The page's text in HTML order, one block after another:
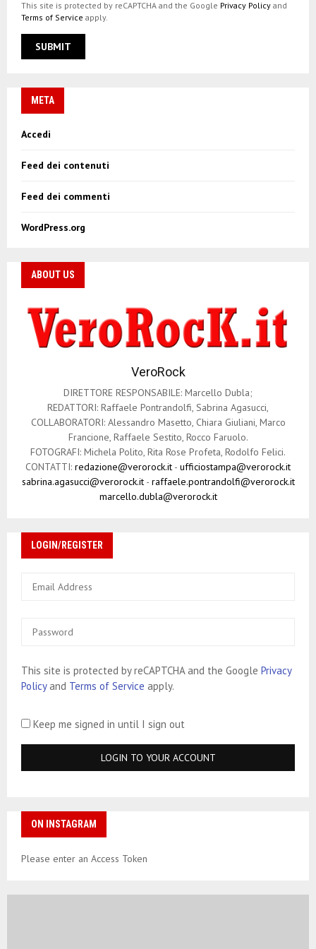
This site is protected by reCAPTCHA and the Google Privacy Policy and
Terms of Service apply.
META
Accedi
Feed dei contenuti
Feed dei commenti
WordPress.org
ABOUT US
VeroRock
DIRETTORE RESPONSABILE: Marcello Dubla;
REDATTORI: Raffaele Pontrandolfi, Sabrina Agasucci,
COLLABORATORI: Alessandro Masetto, Chiara Giuliani, Marco
Francione, Raffaele Sestito, Rocco Faruolo.
FOTOGRAFI: Michela Polito, Rita Rose Profeta, Rodolfo Felici.
CONTATTI: redazione@verorock.it - ufficiostampa@verorock.it
sabrina.agasucci@verorock.it- raffaele.pontrandolfi@verorock.it
marcello.dubla@verorock.it
LOGIN/REGISTER
This site is protected by reCAPTCHA and the Google Privacy
Policyand Terms of Service apply.
Keep me signed in until I sign out
ON INSTAGRAM
Please enter an Access Token